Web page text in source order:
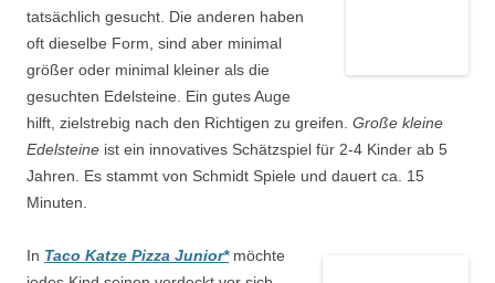
tatsächlich gesucht. Die anderen haben
oft dieselbe Form, sind aber minimal
größer oder minimal kleiner als die
gesuchten Edelsteine. Ein gutes Auge
hilft, zielstrebig nach den Richtigen zu greifen. Große kleine
Edelsteine ist ein innovatives Schätzspiel für 2-4 Kinder ab 5
Jahren. Es stammt von Schmidt Spiele und dauert ca. 15
Minuten.
In Taco Katze Pizza Junior*möchte